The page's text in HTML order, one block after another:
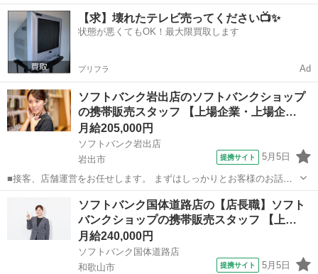
伺い、お客様に一番良い商品やプランを提案します。 売り場での接客
がメインですが、商品のPOP作りや在庫管理も大切な仕事です。スタ
ッフ同士で連携を取り、様々な仕事...
和歌山 和歌山市 その他
【求】壊れたテレビ売ってください📺✨
状態が悪くてもOK！最大限買取します
プリフラ Ad
ソフトバンク岩出店のソフトバンクショップ
の携帯販売スタッフ 【上場企業・上場企…
月給205,000円
ソフトバンク岩出店
岩出市
提携サイト 5月5日
■接客、店舗運営をお任せします。 まずはしっかりとお客様のお話を
伺い、お客様に一番良い商品やプランを提案します。 売り場での接客
がメインですが、商品のPOP作りや在庫管理も大切な仕事です。スタ
ッフ同士で連携を取り、様々な仕事...
その他
ソフトバンク国体道路店の【店長職】ソフト
バンクショップの携帯販売スタッフ 【上…
月給240,000円
ソフトバンク国体道路店
和歌山市
提携サイト 5月5日